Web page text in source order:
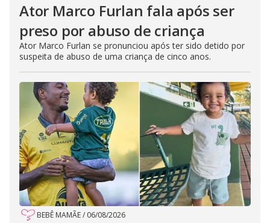
Ator Marco Furlan fala após ser
preso por abuso de criança
Ator Marco Furlan se pronunciou após ter sido detido por
suspeita de abuso de uma criança de cinco anos.
BEBÊ MAMÃE/ 06/08/2026